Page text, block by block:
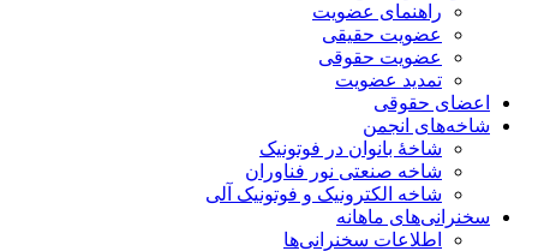
راهنمای عضویت
عضویت حقیقی
عضویت حقوقی
تمدید عضویت
اعضای حقوقی
شاخه‌های انجمن
شاخۀ بانوان در فوتونیک
شاخه صنعتی نور فناوران
شاخه‌ الکترونیک و فوتونیک آلی
سخنرانی‌های ماهانه
اطلاعات سخنرانی‌‌ها